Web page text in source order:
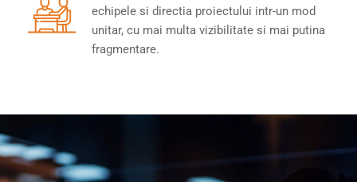
echipele si directia proiectului intr-un mod
unitar, cu mai multa vizibilitate si mai putina
fragmentare.